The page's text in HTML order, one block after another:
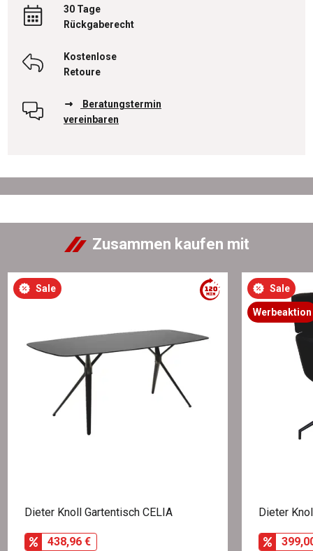
30 Tage
Rückgaberecht
Kostenlose
Retoure
Beratungstermin
vereinbaren
Zusammen kaufen mit
Sale
Dieter Knoll Gartentisch CELIA
438,96 €
Sale
Werbeaktion
Dieter